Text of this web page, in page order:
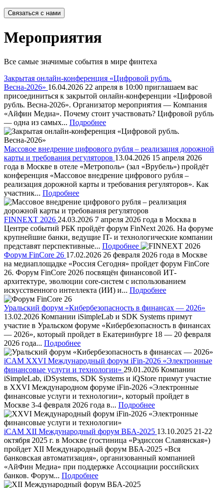
Связаться с нами
Мероприятия
Все самые значимые события в мире финтеха
Закрытая онлайн-конференция «Цифровой рубль.
Весна-2026» 16.04.2026 22 апреля в 10:00 приглашаем вас
присоединиться к закрытой онлайн-конференции «Цифровой
рубль. Весна-2026». Организатор мероприятия — Компания
«Айфин Медиа». Почему стоит участвовать? Цифровой рубль
— одна из самых... Подробнее
Массовое внедрение цифрового рубля – реализация дорожной
карты и требования регуляторов 13.04.2026 15 апреля 2026
года в Москве в отеле «Метрополь» (зал «Врубель») пройдёт
конференция «Массовое внедрение цифрового рубля –
реализация дорожной карты и требования регуляторов». Как
участник... Подробнее
FINNEXT 2026 24.03.2026 7 апреля 2026 года в Москва в
Центре событий РБК пройдёт форум FinNext 2026. На форуме
крупнейшие банки, ведущие IT- и технологические компании
представят перспективные... Подробнее
Форум FinCore 26 17.02.2026 26 февраля 2026 года в Москве
на медиаплощадке «Россия Сегодня» пройдет форум FinCore
26. Форум FinCore 2026 посвящён финансовой ИТ-
архитектуре, эволюции core-систем с использованием
искусственного интеллекта (ИИ) и... Подробнее
Уральский форум «Кибербезопасность в финансах — 2026»
13.02.2026 Компании iSimpleLab и SDK Systems примут
участие в Уральском форуме «Кибербезопасность в финансах
— 2026», который пройдет в Екатеринбурге 18 — 20 февраля
2026 года... Подробнее
iCAM XXVI Международный форум iFin-2026 «Электронные
финансовые услуги и технологии» 29.01.2026 Компании
iSimpleLab, iDSystems, SDK Systems и iQStore примут участие
в XXVI Международном форуме iFin-2026 «Электронные
финансовые услуги и технологии», который пройдет в
Москве 3-4 февраля 2026 года в... Подробнее
iCAM XII Международный форум ВБА-2025 13.10.2025 21-22
октября 2025 г. в Москве (гостиница «Рэдиссон Славянская»)
пройдет XII Международный форум ВБА-2025 «Вся
банковская автоматизация», организованный компанией
«АйФин Медиа» при поддержке Ассоциации российских
банков. Форум... Подробнее